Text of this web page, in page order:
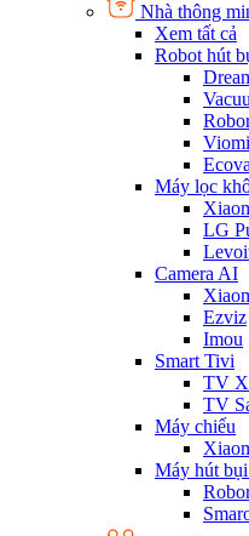
Nhà thông
Xem tất cả
Robot hút
Viomi
Máy lọc
LG
Camera AI
Ezviz
Imou
Smart Tivi
TV
TV
Máy chiếu
Máy hút